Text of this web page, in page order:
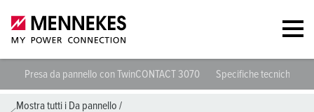
Presa da pannello con TwinCONTACT 3070 Specifiche tecniche
Mostra tutti i Da pannello /